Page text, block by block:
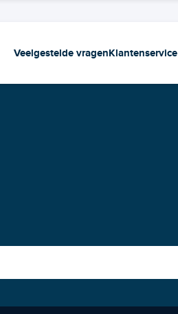
Veelgestelde vragenKlantenservice